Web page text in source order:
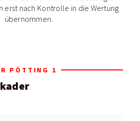
erst nach Kontrolle in die Wertung
übernommen.
PÖTTING 1